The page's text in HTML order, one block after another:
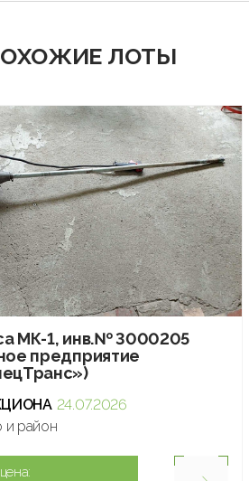
ЛОТЫ
МК-1, инв.№ 3000205
предприятие
24.07.2026
и район